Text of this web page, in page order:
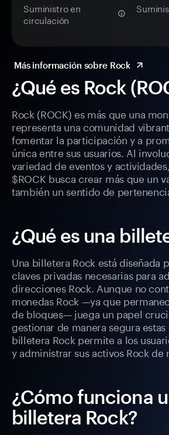
¿Qué es Rock
Rock (ROCK) es más que una
representa una comunidad
fomentar la participación y a
única entre sus usuarios. Al
variedad de eventos y
$ROCK busca crear más que un
también un sentido de
¿Qué es una
Una billetera Rock está diseñada
claves privadas necesarias para
direcciones Rock. Aunque no
monedas Rock —ya que
de bloques— juega un papel
gestionar de manera segura
billetera Rock permite a los
y administrar sus activos Rock
¿Cómo funciona
billetera Rock?
Suministro en
circulación
Más información sobre Rock